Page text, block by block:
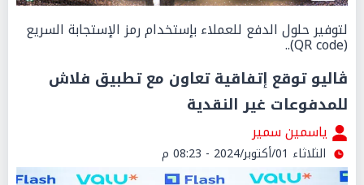
لتوفير حلول الدفع للعملاء بإستخدام رمز الإستجابة السريع
(QR code)..
ڤاليو توقع إتفاقية تعاون مع تطبيق فلاش
للمدفوعات غير النقدية
ياسمين سمير
الثلاثاء 01/أكتوبر/2024 - 08:23 م